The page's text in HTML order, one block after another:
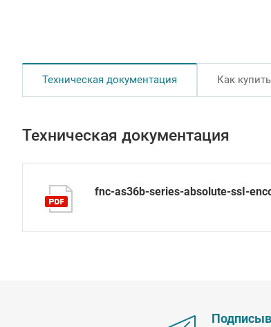
Техническая документация Как купить
Техническая документация
fnc-as36b-series-absolute-ssI-